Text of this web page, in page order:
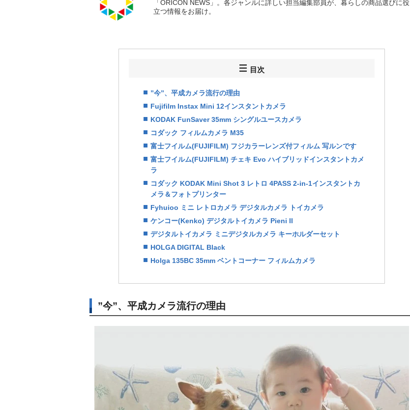
「ORICON NEWS」。各ジャンルに詳しい担当編集部員が、暮らしの商品選びに役
立つ情報をお届け。
目次
”今”、平成カメラ流行の理由
Fujifilm Instax Mini 12インスタントカメラ
KODAK FunSaver 35mm シングルユースカメラ
コダック フィルムカメラ M35
富士フイルム(FUJIFILM) フジカラーレンズ付フィルム 写ルンです
富士フイルム(FUJIFILM) チェキ Evo ハイブリッドインスタントカメ
ラ
コダック KODAK Mini Shot 3 レトロ 4PASS 2-in-1インスタントカ
メラ＆フォトプリンター
Fyhuioo ミニ レトロカメラ デジタルカメラ トイカメラ
ケンコー(Kenko) デジタルトイカメラ Pieni II
デジタルトイカメラ ミニデジタルカメラ キーホルダーセット
HOLGA DIGITAL Black
Holga 135BC 35mm ベントコーナー フィルムカメラ
”今”、平成カメラ流行の理由